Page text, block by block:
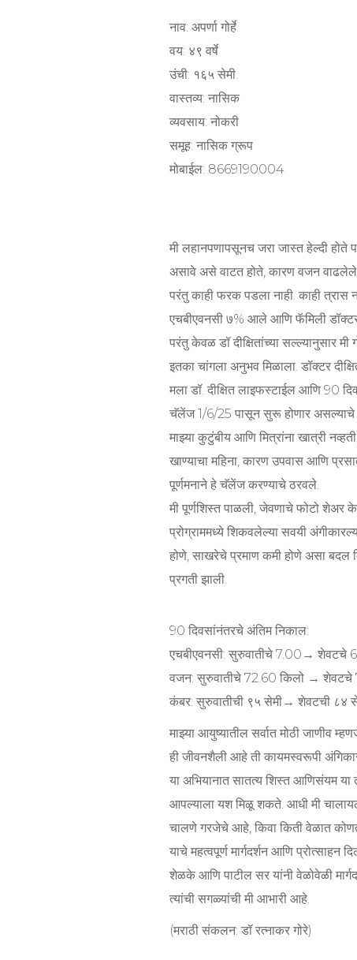
नाव: अपर्णा गोर्हे
वय: ४९ वर्षे
उंची: १६५ सेमी.
वास्तव्य: नासिक
व्यवसाय: नोकरी
समूह: नासिक ग्रूप
मोबाईल: 8669190004
मी लहानपणापसूनच जरा जास्त हेल्दी होते
असावे असे वाटत होते, कारण वजन वाढलेले
परंतु काही फरक पडला नाही. काही त्रास
एचबीएवनसी ७% आले आणि फॅमिली डॉक्टर
परंतु केवळ डॉ दीक्षितांच्या सल्ल्यानुसार
इतका चांगला अनुभव मिळाला. डॉक्टर
मला डॉ. दीक्षित लाइफस्टाईल आणि 90
चॅलेंज 1/6/25 पासून सुरू होणार असल्याचे
माझ्या कुटुंबीय आणि मित्रांना खात्री
खाण्याचा महिना, कारण उपवास आणि
पूर्णमनाने हे चॅलेंज करण्याचे ठरवले.
मी पूर्णशिस्त पाळली, जेवणाचे फोटो
प्रोग्राममध्ये शिकवलेल्या सवयी
होणे, साखरेचे प्रमाण कमी होणे असा बदल
प्रगती झाली.
90 दिवसांनंतरचे अंतिम निकाल:
एचबीएवनसी: सुरुवातीचे 7.00→ शेवटचे
वजन: सुरुवातीचे 72.60 किलो → शेवटचे
कंबर: सुरुवातीची ९५ सेमी→ शेवटची ८४
माझ्या आयुष्यातील सर्वात मोठी जाणीव
ही जीवनशैली आहे ती कायमस्वरूपी
या अभियानात सातत्य शिस्त आणिसंयम या
आपल्याला यश मिळू शकते. आधी मी
चालणे गरजेचे आहे, किवा किती वेळात
याचे महत्वपूर्ण मार्गदर्शन आणि प्रोत्साहन
शेळके आणि पाटील सर यांनी वेळोवेळी
त्यांची सगळ्यांची मी आभारी आहे.
(मराठी संकलन: डॉ रत्नाकर गोरे)